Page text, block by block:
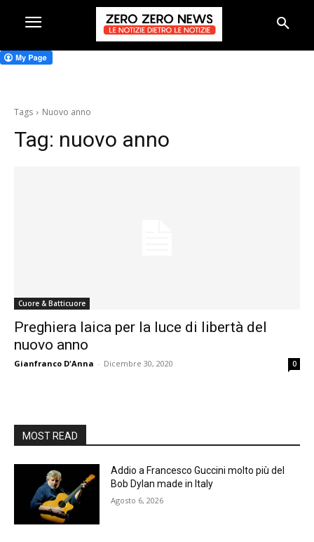
Tags Nuovo anno
Tag: nuovo anno
Cuore & Batticuore
Preghiera laica per la luce di libertà del
nuovo anno
Gianfranco D'Anna - Dicembre 30, 2020 0
MOST READ
Addio a Francesco Guccini molto più del
Bob Dylan made in Italy
Agosto 6, 2026